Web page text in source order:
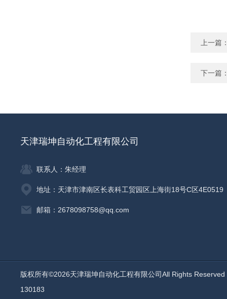
上一篇
下一篇
天津瑞坤自动化工程有限公司
联系人：朱经理
地址：天津市津南区长表科工贸园区上海街18号C区4E0519
邮箱：2678098758@qq.com
版权所有©2026天津瑞坤自动化工程有限公司All Rights
130183